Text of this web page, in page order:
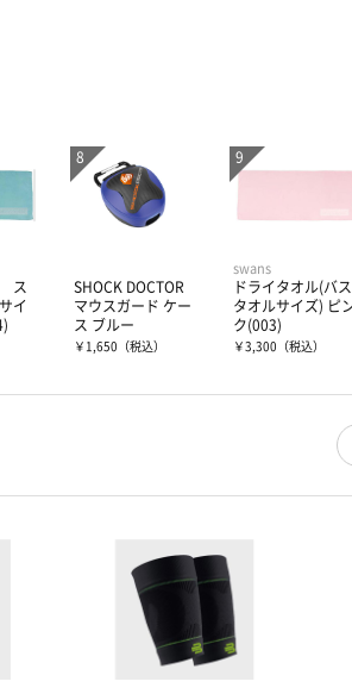
ス
イ
SHOCK DOCTOR
マウスガード ケー
ス ブルー
￥1,650 （税込）
swans
ドライタオル(バス
タオルサイズ) ピ
ク(003)
￥3,300 （税込）